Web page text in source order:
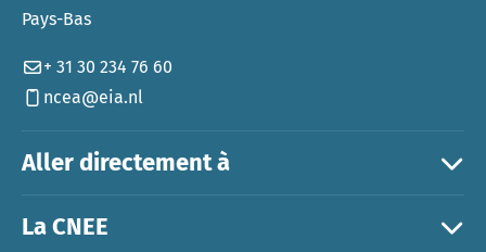
Aller directement à
La CNEE
Pays-Bas
+ 31 30 234 76 60
ncea@eia.nl